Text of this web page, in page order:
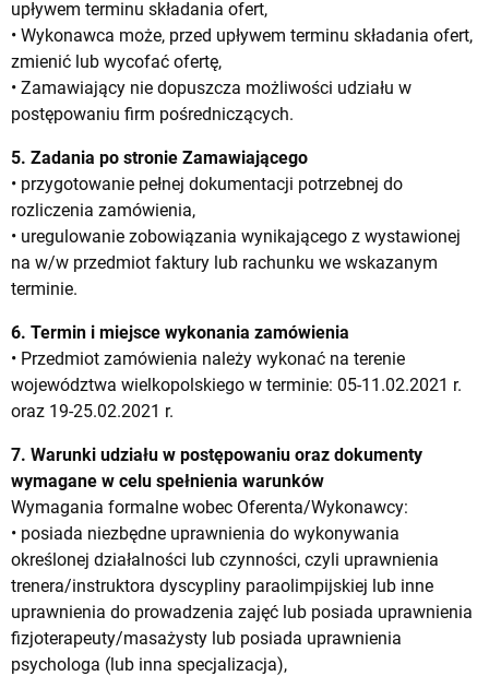
upływem terminu składania ofert,
• Wykonawca może, przed upływem terminu składania ofert,
zmienić lub wycofać ofertę,
• Zamawiający nie dopuszcza możliwości udziału w
postępowaniu firm pośredniczących.
5. Zadania po stronie Zamawiającego
• przygotowanie pełnej dokumentacji potrzebnej do
rozliczenia zamówienia,
• uregulowanie zobowiązania wynikającego z wystawionej
na w/w przedmiot faktury lub rachunku we wskazanym
terminie.
6. Termin i miejsce wykonania zamówienia
• Przedmiot zamówienia należy wykonać na terenie
województwa wielkopolskiego w terminie: 05-11.02.2021 r.
oraz 19-25.02.2021 r.
7. Warunki udziału w postępowaniu oraz dokumenty
wymagane w celu spełnienia warunków
Wymagania formalne wobec Oferenta/Wykonawcy:
• posiada niezbędne uprawnienia do wykonywania
określonej działalności lub czynności, czyli uprawnienia
trenera/instruktora dyscypliny paraolimpijskiej lub inne
uprawnienia do prowadzenia zajęć lub posiada uprawnienia
fizjoterapeuty/masażysty lub posiada uprawnienia
psychologa (lub inna specjalizacja),